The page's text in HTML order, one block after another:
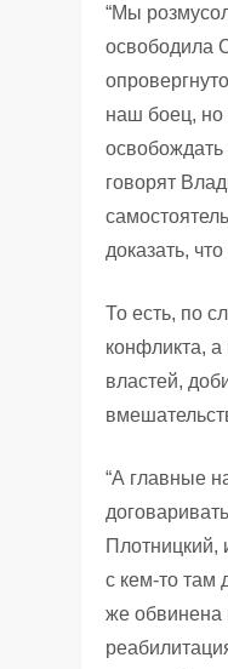
“Мы
освободила
наш боец, но
освобождать
говорят
доказать,
То есть, по
конфликта, а
властей,
“А главные
Плотницкий,
с кем-то там
же обвинена